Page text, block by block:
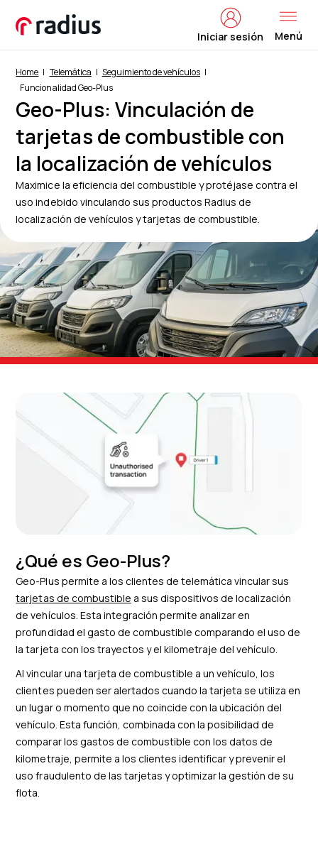
Iniciar sesión Menú
Home Telemática
Seguimiento de vehículos
Funcionalidad Geo-Plus
Geo-Plus: Vinculación de
tarjetas de combustible con
la localización de vehículos
Maximice la eficiencia del combustible y protéjase contra el
uso indebido vinculando sus productos Radius de
localización de vehículos y tarjetas de combustible.
¿Qué es Geo-Plus?
Geo-Plus permite a los clientes de telemática vincular sus
tarjetas de combustible a sus dispositivos de localización
de vehículos. Esta integración permite analizar en
profundidad el gasto de combustible comparando el uso de
la tarjeta con los trayectos y el kilometraje del vehículo.
Al vincular una tarjeta de combustible a un vehículo, los
clientes pueden ser alertados cuando la tarjeta se utiliza en
un lugar o momento que no coincide con la ubicación del
vehículo. Esta función, combinada con la posibilidad de
comparar los gastos de combustible con los datos de
kilometraje, permite a los clientes identificar y prevenir el
uso fraudulento de las tarjetas y optimizar la gestión de su
flota.